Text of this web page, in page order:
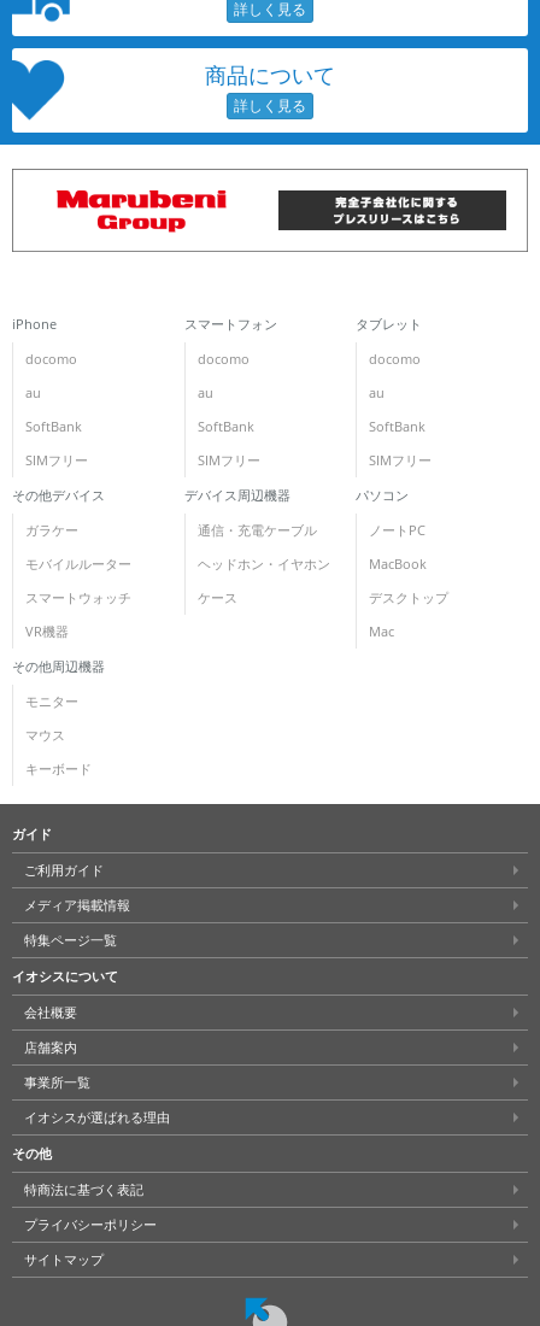
商品について
iPhone
docomo
au
SoftBank
SIMフリー
スマートフォン
docomo
au
SoftBank
SIMフリー
タブレット
docomo
au
SoftBank
SIMフリー
その他デバイス
ガラケー
モバイルルーター
スマートウォッチ
VR機器
デバイス周辺機器
通信・充電ケーブル
ヘッドホン・イヤホン
ケース
パソコン
ノートPC
MacBook
デスクトップ
Mac
その他周辺機器
モニター
マウス
キーボード
ガイド
ご利用ガイド
メディア掲載情報
特集ページ一覧
イオシスについて
会社概要
店舗案内
事業所一覧
イオシスが選ばれる理由
その他
特商法に基づく表記
プライバシーポリシー
サイトマップ